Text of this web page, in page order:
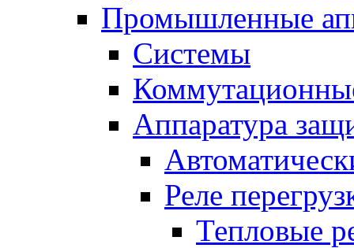
Промышленные
Системы
Аппаратура
Реле
Тепловые